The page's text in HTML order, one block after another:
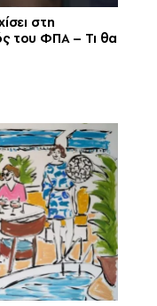
στη
του ΦΠΑ – Τι θα